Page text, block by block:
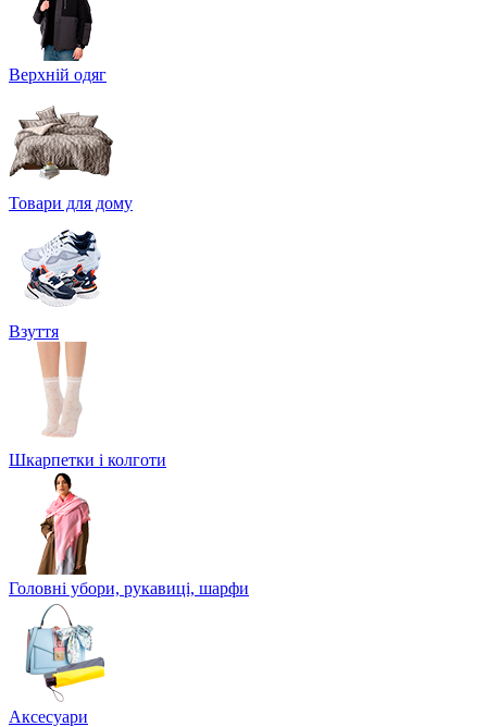
Верхній одяг
Товари для дому
Взуття
Шкарпетки і колготи
Головні убори, рукавиці, шарфи
Аксесуари